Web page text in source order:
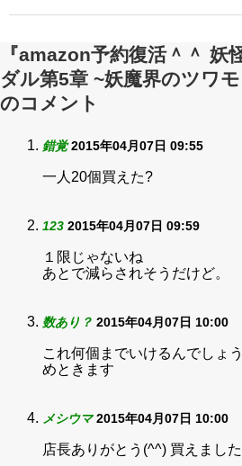
『amazon予約復活＾＾ 妖
ダル第5章 ~妖魔界のツワ
のコメント
錯覚 2015年04月07日 09:55
一人20個買えた?
123 2015年04月07日 09:59
１限じゃないね
あとで減らされそうだけど。
数あり？ 2015年04月07日 10:00
これ何個までいけるんでしょ
めときます
メシウマ 2015年04月07日 10:00
店長ありがとう(^^) 買えまし